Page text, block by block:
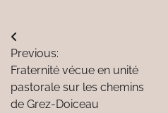
Navigation
de
l’article
Previous:
Fraternité vécue en unité
pastorale sur les chemins
de Grez-Doiceau